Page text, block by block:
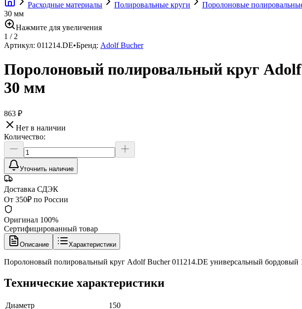
Расходные материалы Полировальные круги Поролоновые
30 мм
Нажмите для увеличения
1 / 2
Артикул: 011214.DE•Бренд: Adolf Bucher
Поролоновый полировальный круг
30 мм
863 ₽
Нет в наличии
Количество:
Уточнить наличие
Доставка СДЭК
От 350₽ по России
Оригинал 100%
Сертифицированный товар
Описание Характеристики
Поролоновый полировальный круг Adolf Bucher 011214.DE универсальный бордовый
Технические характеристики
Диаметр
150